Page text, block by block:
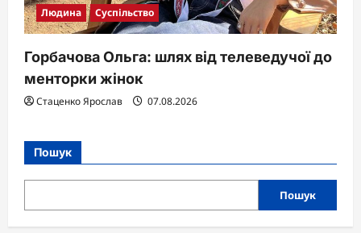
Людина Суспільство
Горбачова Ольга: шлях від телеведучої до
менторки жінок
Стаценко Ярослав 07.08.2026
Пошук
Пошук